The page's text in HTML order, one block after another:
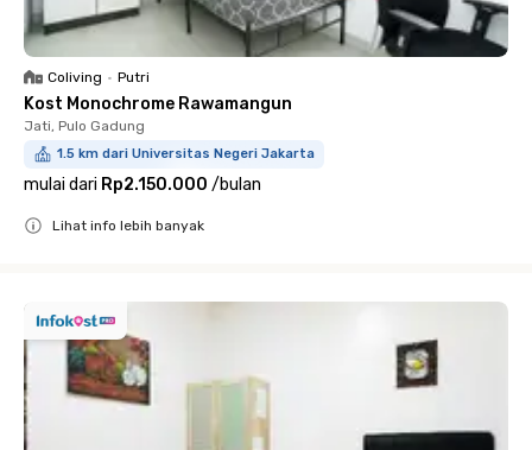
Coliving • Putri
Kost Monochrome Rawamangun
Jati, Pulo Gadung
1.5 km dari Universitas Negeri Jakarta
mulai dari Rp2.150.000 /bulan
Lihat info lebih banyak